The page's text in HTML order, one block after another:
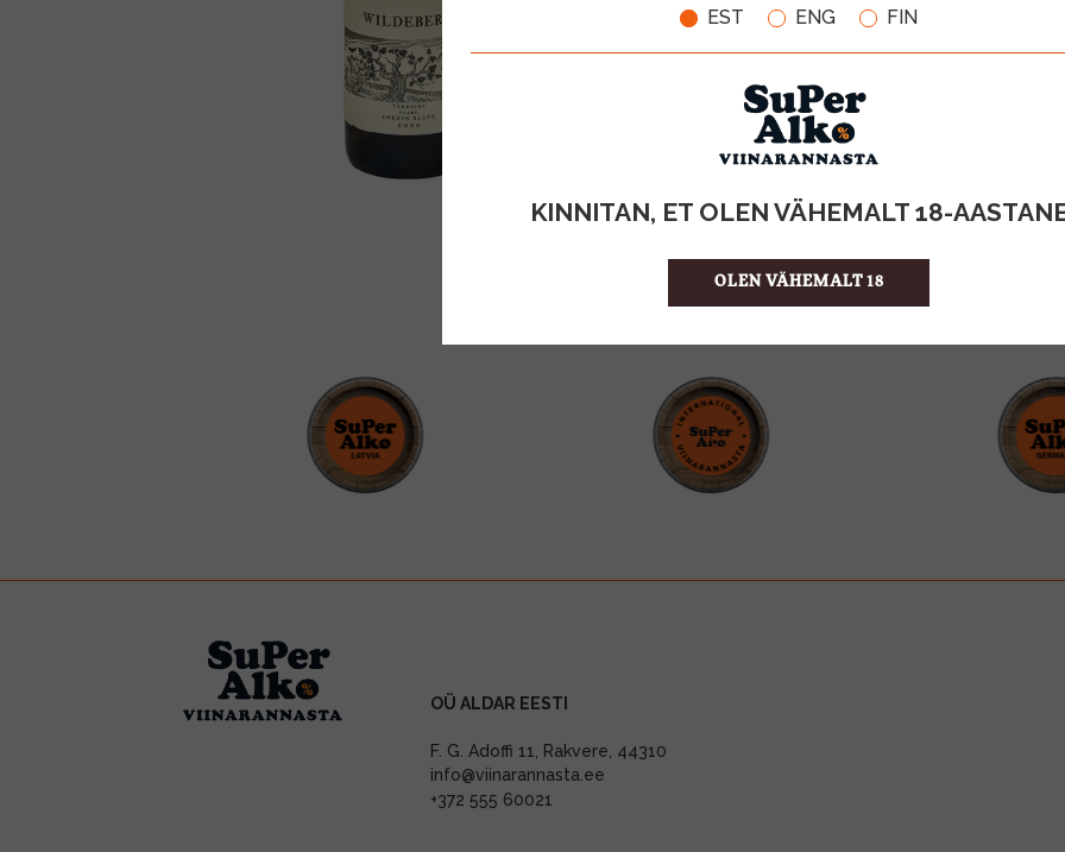
EST ENG FIN
KINNITAN, ET OLEN VÄHEMALT 18-
OLEN VÄHEMALT 18
TOOTE LIIK
ÜHIKU HIND
KOGUS KASTIS
OÜ ALDAR EESTI
F. G. Adoffi 11, Rakvere, 44310
info@viinarannasta.ee
+372 555 60021